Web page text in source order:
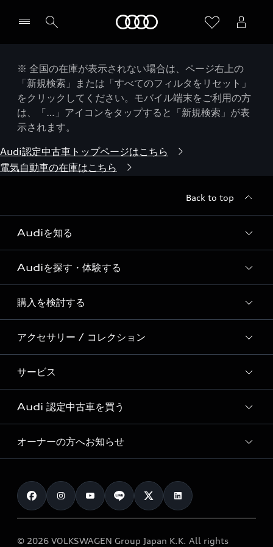
※ 全国の在庫が表示されない場合は、ページ右上の
「新規検索」または「すべてのフィルタをリセット」
をクリックしてください。モバイル端末をご利用の方
は、「…」アイコンをタップすると「新規検索」が表
示されます。
Audi認定中古車トップページはこちら
電気自動車の在庫はこちら
Back to top
Audiを知る
Audi ブランド
Story of Progress
Audi Sport
Formula 1®
デジタルサービス
Audiを探す・体験する
ディーラー検索
新車在庫検索
試乗車・展示車検索
見積り依頼
試乗予約
購入を検討する
モデル一覧
特別仕様モデル / 限定モデル
e-tronラインアップ
価格シミュレーション
車両比較
カタログ一覧
アクセサリー / コレクション
純正アクセサリー
オンラインショップ
Audi collection
アウディナビアプリ
サービス
サービス入庫予約
サービスプログラム
メンテナンス
車検 / 定期点検
e-tronアフターサポート
Audi 認定中古車を買う
Audi認定中古車
クオリティ
保証
メンテナンス
オーナーの方へお知らせ
お知らせ
オーナー様向けキャンペーン
© 2026 VOLKSWAGEN Group Japan K.K. All rights